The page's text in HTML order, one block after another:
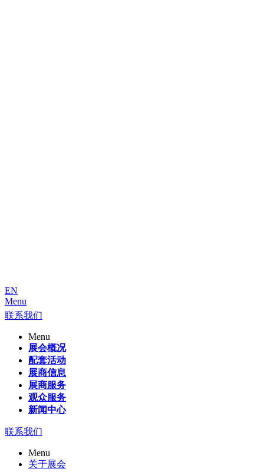
EN
Menu
联系我们
Menu
展会概况
配套活动
展商信息
展商服务
观众服务
新闻中心
联系我们
Menu
关于展会